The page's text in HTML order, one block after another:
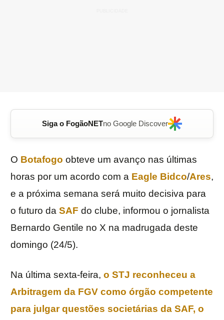
Siga o FogãoNETno Google Discover
O Botafogo obteve um avanço nas últimas
horas por um acordo com a Eagle Bidco/Ares,
e a próxima semana será muito decisiva para
o futuro da SAF do clube, informou o jornalista
Bernardo Gentile no X na madrugada deste
domingo (24/5).
Na última sexta-feira, o STJ reconheceu a
Arbitragem da FGV como órgão competente
para julgar questões societárias da SAF, o